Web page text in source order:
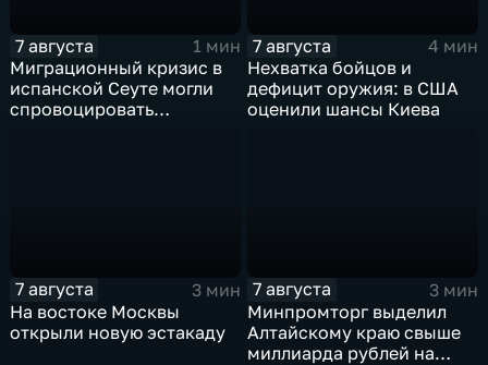
7 августа
1 мин
Миграционный кризис в
испанской Сеуте могли
спровоцировать
7 августа
4 мин
Нехватка бойцов и
дефицит оружия: в США
оценили шансы Киева
7 августа
3 мин
На востоке Москвы
открыли новую эстакаду
7 августа
3 мин
Минпромторг выделил
Алтайскому краю свыше
миллиарда рублей на